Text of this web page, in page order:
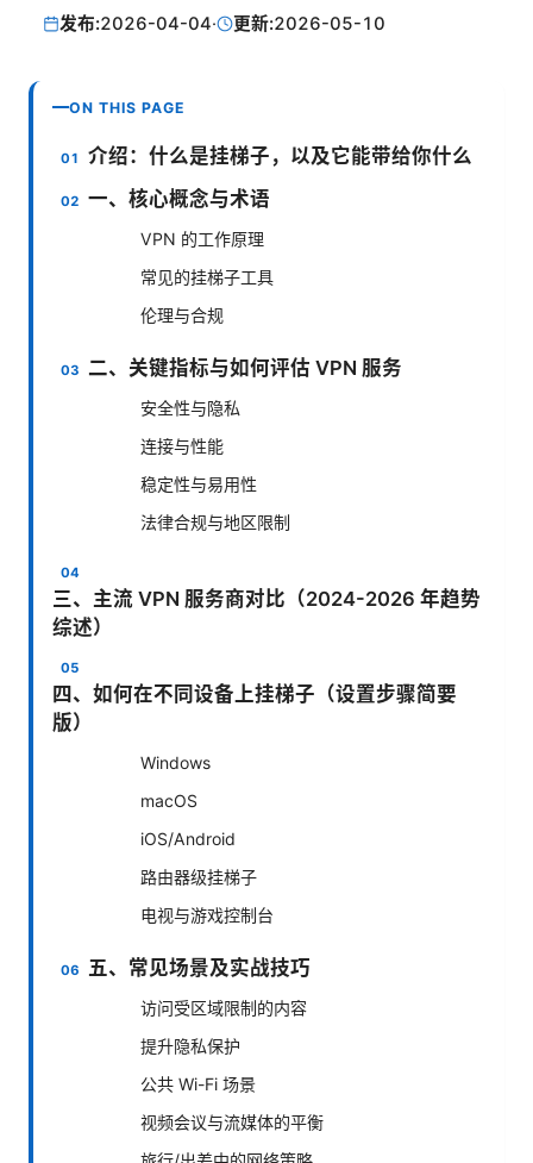
发布:2026-04-04· 更新:2026-05-10
ON THIS PAGE
介绍：什么是挂梯子，以及它能带给你什么
一、核心概念与术语
VPN 的工作原理
常见的挂梯子工具
伦理与合规
二、关键指标与如何评估 VPN 服务
安全性与隐私
连接与性能
稳定性与易用性
法律合规与地区限制
三、主流 VPN 服务商对比（2024-2026 年趋势
综述）
四、如何在不同设备上挂梯子（设置步骤简要
版）
Windows
macOS
iOS/Android
路由器级挂梯子
电视与游戏控制台
五、常见场景及实战技巧
访问受区域限制的内容
提升隐私保护
公共 Wi-Fi 场景
视频会议与流媒体的平衡